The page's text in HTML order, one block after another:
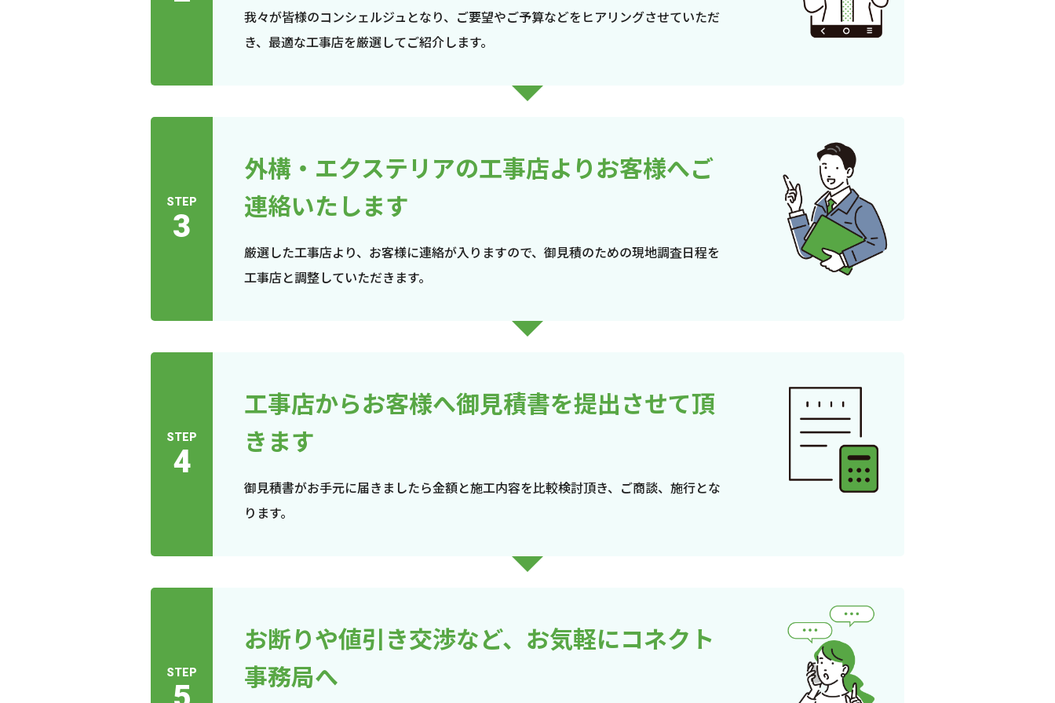
我々が皆様のコンシェルジュとなり、ご要望やご予算などをヒアリングさせていただ
き、最適な工事店を厳選してご紹介します。
STEP
3
外構・エクステリアの工事店よりお客様へご
連絡いたします
厳選した工事店より、お客様に連絡が入りますので、御見積のための現地調査日程を
工事店と調整していただきます。
STEP
4
工事店からお客様へ御見積書を提出させて頂
きます
御見積書がお手元に届きましたら金額と施工内容を比較検討頂き、ご商談、施行とな
ります。
STEP
お断りや値引き交渉など、お気軽にコネクト
事務局へ